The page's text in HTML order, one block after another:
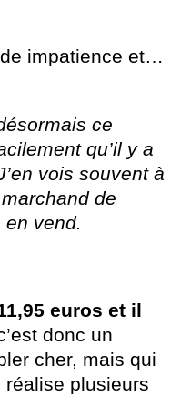
impatience et…
ce
qu’il y a
vois souvent à
de
vend.
euros et il
donc un
cher, mais qui
plusieurs